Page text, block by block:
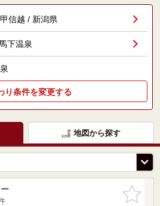
信越 / 新潟県
下温泉
り条件を変更する
地図から探す
お気に入
りに追加